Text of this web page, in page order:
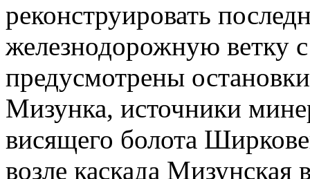
реконструировать
железнодорожную ветку
предусмотрены
Мизунка, источники
висящего болота
возле каскада Мизунская